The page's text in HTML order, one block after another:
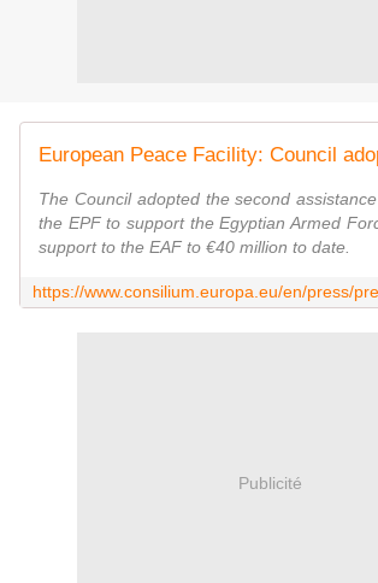
The Council adopted the second
the EPF to support the Egyptian Armed
support to the EAF to €40 million to date.
Publicité